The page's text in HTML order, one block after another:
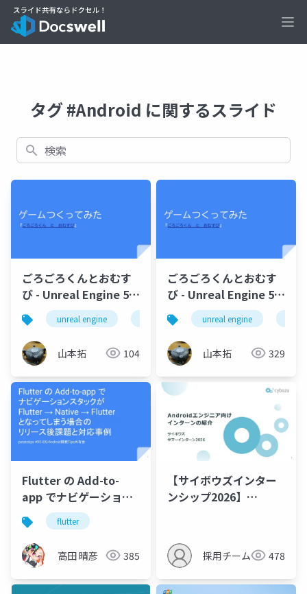
タグ #Android に関するスライド
検索
ごろごろくんとおむす
び - Unreal Engine 5.7
Android ゲーム開発 第
2版
unreal engine unreal engine 5
山本拓 104
ごろごろくんとおむす
び - Unreal Engine 5.7
Android ゲーム開発
unreal engine
山本拓 329
Flutter の Add-to-
app でナビゲーション
スタックが Flutter →
Native → Flutter とな
ってしまう場合のリリ
ース後課題と対応事例
flutter
高田 晴彦 385
【サイボウズインター
ンシップ2026】
紹介資料
採用チーム 478